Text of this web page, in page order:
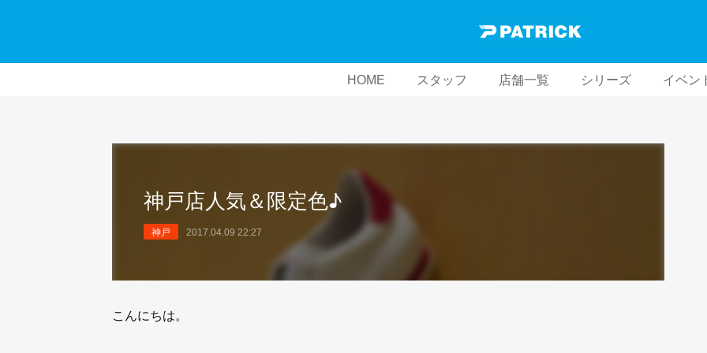
HOME スタッフ 店舗一覧 シリーズ イベン
神戸店人気＆限定色♪
神戸 2017.04.09 22:27
こんにちは。